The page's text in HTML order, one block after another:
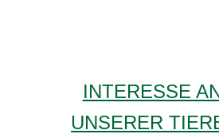
INTERESSE
UNSERER